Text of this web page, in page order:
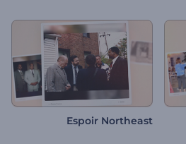
Espoir Northeast